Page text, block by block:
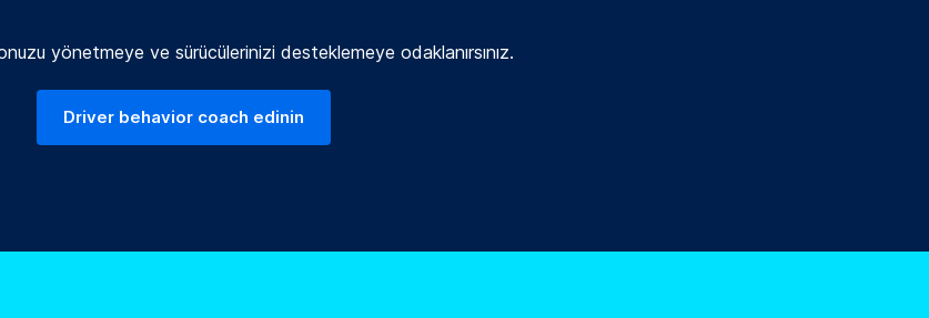
yönetmeye ve sürücülerinizi desteklemeye odaklanırsınız.
Driver behavior coach edinin